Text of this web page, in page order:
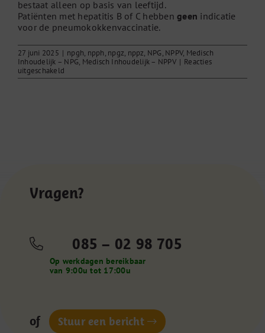
bestaat alleen op basis van leeftijd.
Patiënten met hepatitis B of C hebbengeen indicatie
voor de pneumokokkenvaccinatie.
27 juni 2025 | npgh, npph, npgz, nppz, NPG, NPPV, Medisch
Inhoudelijk – NPG, Medisch Inhoudelijk – NPPV | Reacties
uitgeschakeld
Hepatitis
Vragen?
085 – 02 98 705
Op werkdagen bereikbaar
van 9:00u tot 17:00u
of Stuur een bericht